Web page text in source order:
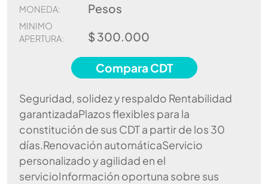
MONEDA: Pesos
MINIMO
APERTURA:
$ 300.000
Compara CDT
Seguridad, solidez y respaldo Rentabilidad
garantizadaPlazos flexibles para la
constitución de sus CDT a partir de los 30
días.Renovación automáticaServicio
personalizado y agilidad en el
servicioInformación oportuna sobre sus